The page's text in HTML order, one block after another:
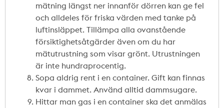
mätning längst ner innanför dörren kan ge fel
och alldeles för friska värden med tanke på
luftinsläppet. Tillämpa alla ovanstående
försiktighetsåtgärder även om du har
mätutrustning som visar grönt. Utrustningen
är inte hundraprocentig.
Sopa aldrig rent i en container. Gift kan finnas
kvar i dammet. Använd alltid dammsugare.
Hittar man gas i en container ska det anmälas